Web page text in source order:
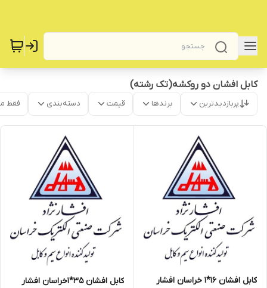
کابل افشان دو روکشه(تک رشته)
پربازدیدترین برندها قیمت دسته‌بندی فقط
کابل افشان 16*1 خراسان افشار
کابل افشان 35*1خراسان افشار